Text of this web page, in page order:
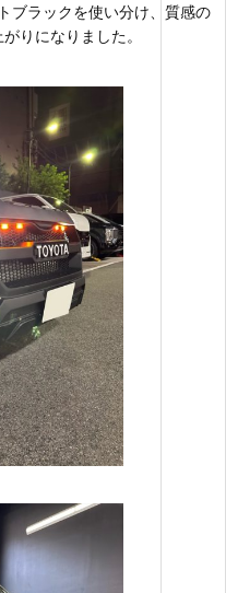
ブラックを使い分け、質感の
りになりました。